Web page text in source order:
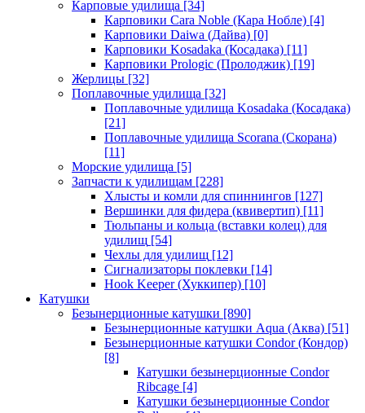
Карповые удилища [34]
Карповики Cara Noble (Кара Нобле) [4]
Карповики Daiwa (Дайва) [0]
Карповики Kosadaka (Косадака) [11]
Карповики Prologic (Пролоджик) [19]
Жерлицы [32]
Поплавочные удилища [32]
Поплавочные удилища Kosadaka (Косадака)
[21]
Поплавочные удилища Scorana (Скорана)
[11]
Морские удилища [5]
Запчасти к удилищам [228]
Хлысты и комли для спиннингов [127]
Вершинки для фидера (квивертип) [11]
Тюльпаны и кольца (вставки колец) для
удилищ [54]
Чехлы для удилищ [12]
Сигнализаторы поклевки [14]
Hook Keeper (Хуккипер) [10]
Катушки
Безынерционные катушки [890]
Безынерционные катушки Aqua (Аква) [51]
Безынерционные катушки Condor (Кондор)
[8]
Катушки безынерционные Condor
Ribcage [4]
Катушки безынерционные Condor